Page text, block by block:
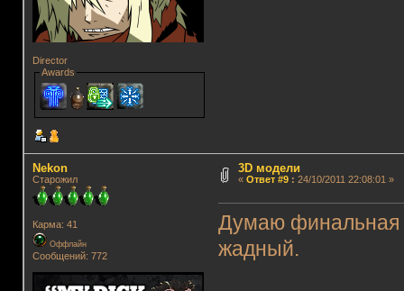
Director
Awards
Nekon
Старожил
Карма: 41
Оффлайн
Сообщений: 772
3D модели
« Ответ #9: 24/10/2011 22:08:01 »
Думаю финальная
жадный.